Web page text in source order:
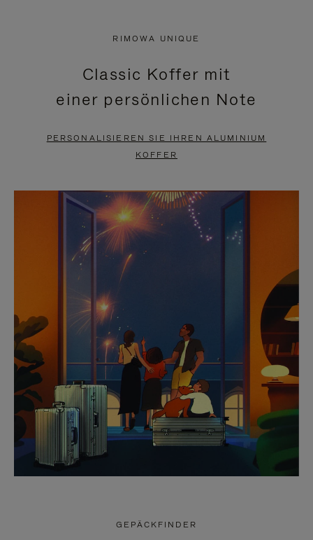
PAUSIERT,
BITTE
DRÜCKEN
ANZUHALTEN
KLICKEN
SIE
ZUM
AUFHEBEN
STUMMSCHALTUNG
RIMOWA UNIQUE
Classic Koffer mit
einer persönlichen Note
PERSONALISIEREN SIE IHREN ALUMINIUM
KOFFER
GEPÄCKFINDER